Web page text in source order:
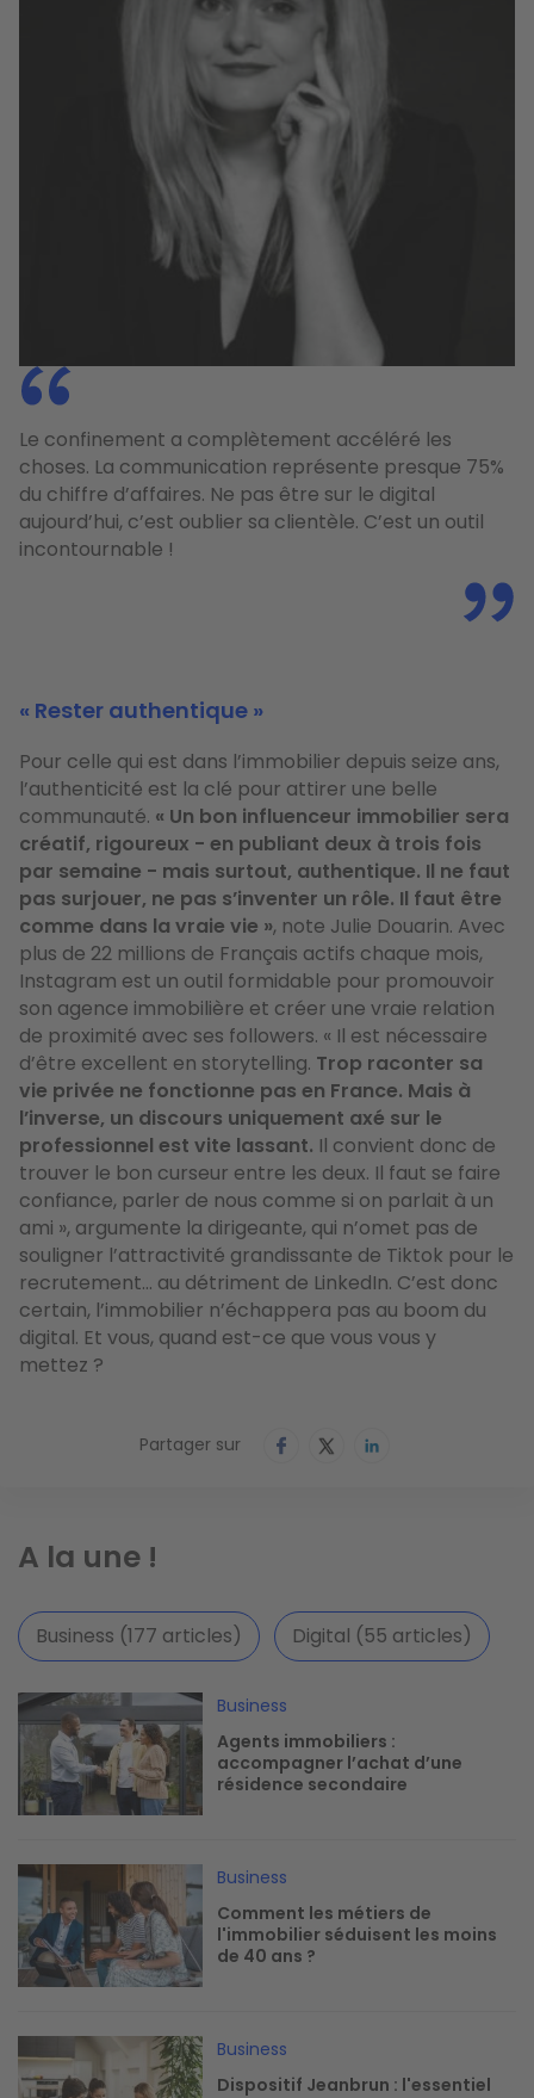
Le confinement a complètement accéléré les
choses. La communication représente presque 75%
du chiffre d’affaires. Ne pas être sur le digital
aujourd’hui, c’est oublier sa clientèle. C’est un outil
incontournable !
« Rester authentique »
Pour celle qui est dans l’immobilier depuis seize ans,
l’authenticité est la clé pour attirer une belle
communauté. « Un bon influenceur immobilier sera
créatif, rigoureux - en publiant deux à trois fois
par semaine - mais surtout, authentique. Il ne faut
pas surjouer, ne pas s’inventer un rôle. Il faut être
comme dans la vraie vie », note Julie Douarin. Avec
plus de 22 millions de Français actifs chaque mois,
Instagram est un outil formidable pour promouvoir
son agence immobilière et créer une vraie relation
de proximité avec ses followers. « Il est nécessaire
d’être excellent en storytelling. Trop raconter sa
vie privée ne fonctionne pas en France. Mais à
l’inverse, un discours uniquement axé sur le
professionnel est vite lassant. Il convient donc de
trouver le bon curseur entre les deux. Il faut se faire
confiance, parler de nous comme si on parlait à un
ami », argumente la dirigeante, qui n’omet pas de
souligner l’attractivité grandissante de Tiktok pour le
recrutement... au détriment de LinkedIn. C’est donc
certain, l’immobilier n’échappera pas au boom du
digital. Et vous, quand est-ce que vous vous y
mettez ?
Partager sur
A la une !
Business (177 articles) Digital (55 articles)
Image
Business
Agents immobiliers :
accompagner l’achat d’une
résidence secondaire
Image
Business
Comment les métiers de
l'immobilier séduisent les moins
de 40 ans ?
Image
Business
Dispositif Jeanbrun : l'essentiel